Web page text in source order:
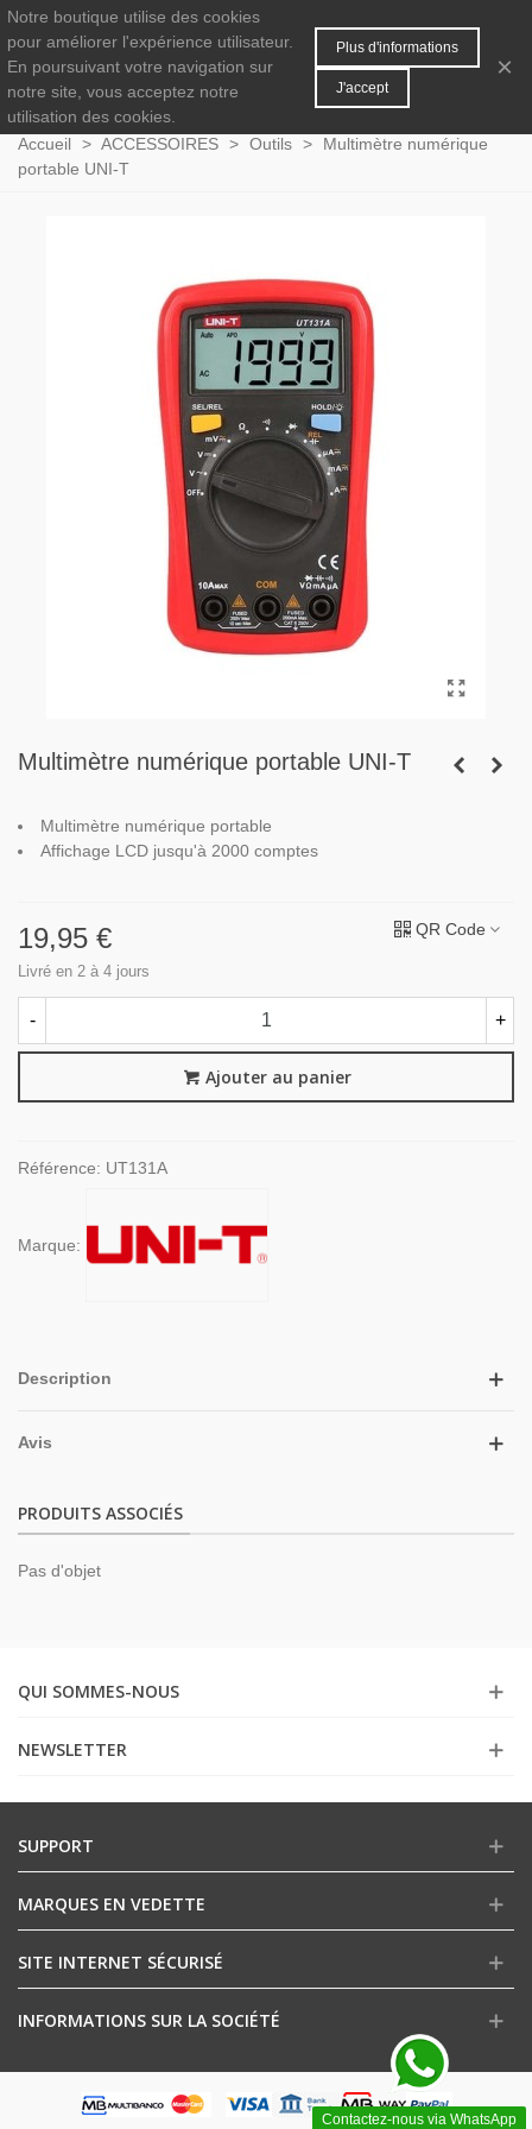
0 MENU
Accueil > ACCESSOIRES > Outils >
Multimètre numérique
portable UNI-T
Multimètre numérique portable UNI-T
Multimètre numérique portable
Affichage LCD jusqu'à 2000 comptes
19,95 €
Livré en 2 à 4 jours
QR Code
- +
Ajouter au panier
Référence: UT131A
Marque:
Description
Avis
PRODUITS ASSOCIÉS
Pas d'objet
QUI SOMMES-NOUS
NEWSLETTER
Contactez-nous via WhatsApp
SUPPORT
MARQUES EN VEDETTE
SITE INTERNET SÉCURISÉ
INFORMATIONS SUR LA SOCIÉTÉ
Notre boutique utilise des cookies
pour améliorer l'expérience utilisateur.
En poursuivant votre navigation sur
notre site, vous acceptez notre
utilisation des cookies.
Plus d'informations
J'accept
×